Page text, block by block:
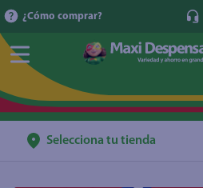
¿Cómo comprar?
Selecciona tu tienda